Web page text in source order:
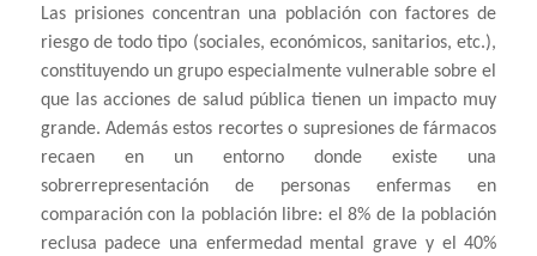
Las prisiones concentran una población con factores de
riesgo de todo tipo (sociales, económicos, sanitarios, etc.),
constituyendo un grupo especialmente vulnerable sobre el
que las acciones de salud pública tienen un impacto muy
grande. Además estos recortes o supresiones de fármacos
recaen en un entorno donde existe una
sobrerrepresentación de personas enfermas en
comparación con la población libre: el 8% de la población
reclusa padece una enfermedad mental grave y el 40%